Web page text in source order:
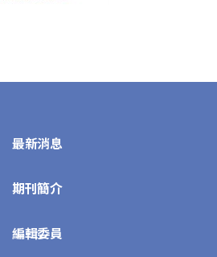
最新消息
期刊簡介
編輯委員